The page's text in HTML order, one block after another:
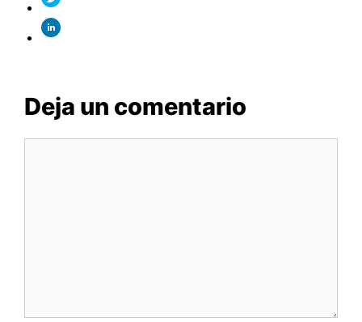
Deja un comentario